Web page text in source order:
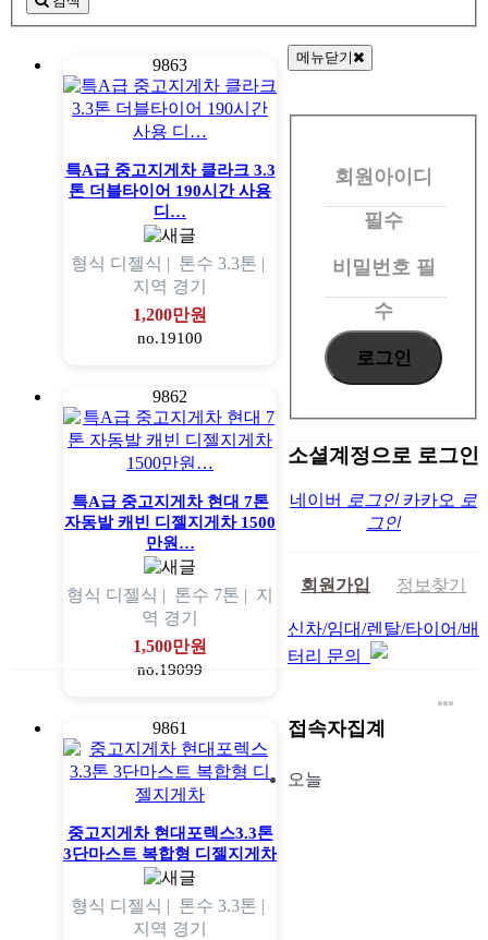
9863
특A급 중고지게차 클라크 3.3
톤 더블타이어 190시간 사용
디…
형식 디젤식 | 톤수 3.3톤 |
지역 경기
1,200만원
no.19100
9862
특A급 중고지게차 현대 7톤
자동발 캐빈 디젤지게차 1500
만원…
형식 디젤식 | 톤수 7톤 | 지
역 경기
1,500만원
no.19099
9861
중고지게차 현대포렉스3.3톤
3단마스트 복합형 디젤지게차
형식 디젤식 | 톤수 3.3톤 |
지역 경기
메뉴닫기
회
회원아이디
필수
비밀번호 필
수
소셜계정으로 로그인
네이버 로그인 카카오 로
그인
회원가입 정보찾기
신차/임대/렌탈/타이어/배
터리 문의
접속자집계
오늘